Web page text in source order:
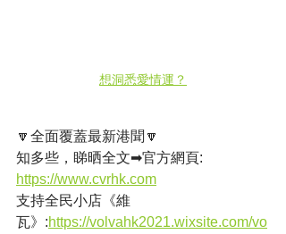
想洞悉愛情運？
🔽全面覆蓋最新港聞🔽
知多些，睇晒全文➡官方網頁:
https://www.cvrhk.com
支持全民小店《維
瓦》:https://volvahk2021.wixsite.com/vo